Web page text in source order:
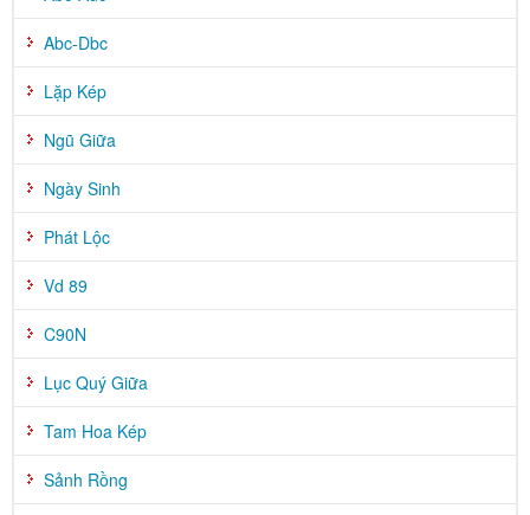
Abc-Dbc
Lặp Kép
Ngũ Giữa
Ngày Sinh
Phát Lộc
Vd 89
C90N
Lục Quý Giữa
Tam Hoa Kép
Sảnh Rồng